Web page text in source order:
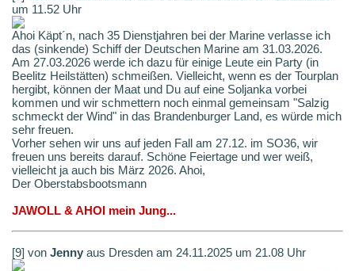
um 11.52 Uhr
Ahoi Käpt´n, nach 35 Dienstjahren bei der Marine verlasse ich
das (sinkende) Schiff der Deutschen Marine am 31.03.2026.
Am 27.03.2026 werde ich dazu für einige Leute ein Party (in
Beelitz Heilstätten) schmeißen. Vielleicht, wenn es der Tourplan
hergibt, können der Maat und Du auf eine Soljanka vorbei
kommen und wir schmettern noch einmal gemeinsam "Salzig
schmeckt der Wind" in das Brandenburger Land, es würde mich
sehr freuen.
Vorher sehen wir uns auf jeden Fall am 27.12. im SO36, wir
freuen uns bereits darauf. Schöne Feiertage und wer weiß,
vielleicht ja auch bis März 2026. Ahoi,
Der Oberstabsbootsmann
JAWOLL & AHOI mein Jung...
[9] von Jenny aus Dresden am 24.11.2025 um 21.08 Uhr